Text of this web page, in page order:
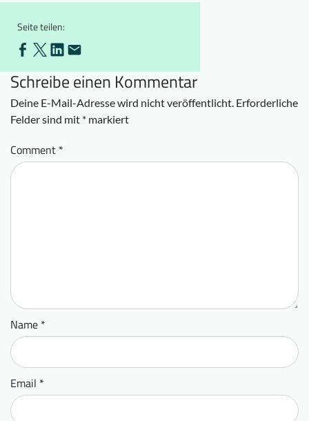
Seite teilen:
Schreibe einen Kommentar
Deine E-Mail-Adresse wird nicht veröffentlicht. Erforderliche
Felder sind mit * markiert
Comment *
Name *
Email *